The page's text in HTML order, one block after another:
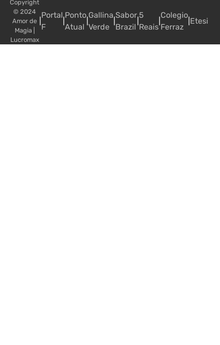
Copyright
© 2024
Amor de
Magia|
Lucromax
Portal
F
Ponto
Atual
Gallina
Verde
Sabor
Brazil
5
Reais
Colegio
Ferraz
Etesi